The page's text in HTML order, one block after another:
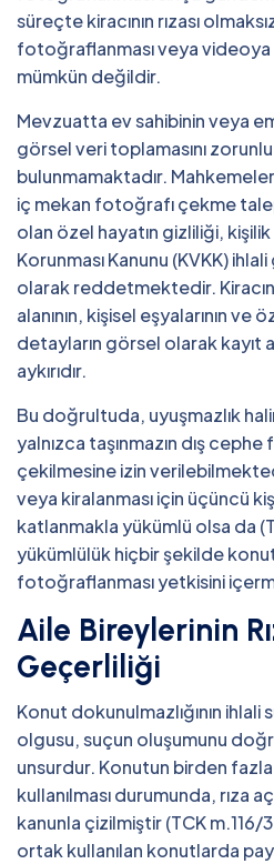
süreçte kiracının rızası
fotoğraflanması veya videoya
mümkün değildir.
Mevzuatta ev sahibinin veya
görsel veri toplamasını zorunlu
bulunmamaktadır. Mahkemeler,
iç mekan fotoğrafı çekme
olan özel hayatın gizliliği, kişilik
Korunması Kanunu (KVKK)
olarak reddetmektedir.
alanının, kişisel eşyalarının ve
detayların görsel olarak kayıt
aykırıdır.
Bu doğrultuda, uyuşmazlık
yalnızca taşınmazın dış
çekilmesine izin
veya kiralanması için üçüncü
katlanmakla yükümlü olsa da
yükümlülük hiçbir şekilde
fotoğraflanması yetkisini
Aile Bireylerinin
Geçerliliği
Konut dokunulmazlığının ihlali
olgusu, suçun oluşumunu
unsurdur. Konutun birden
kullanılması durumunda, rıza
kanunla çizilmiştir (TCK m.116/
ortak kullanılan konutlarda